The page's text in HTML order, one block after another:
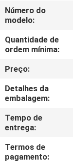
EXCURSÃO
DA
FÁBRICA
CONTROLE
DA
QUALIDADE
CONTACTE-
NOS
Número do
modelo:
Quantidade de
ordem mínima:
Preço:
Detalhes da
embalagem:
Tempo de
entrega:
Termos de
pagamento: